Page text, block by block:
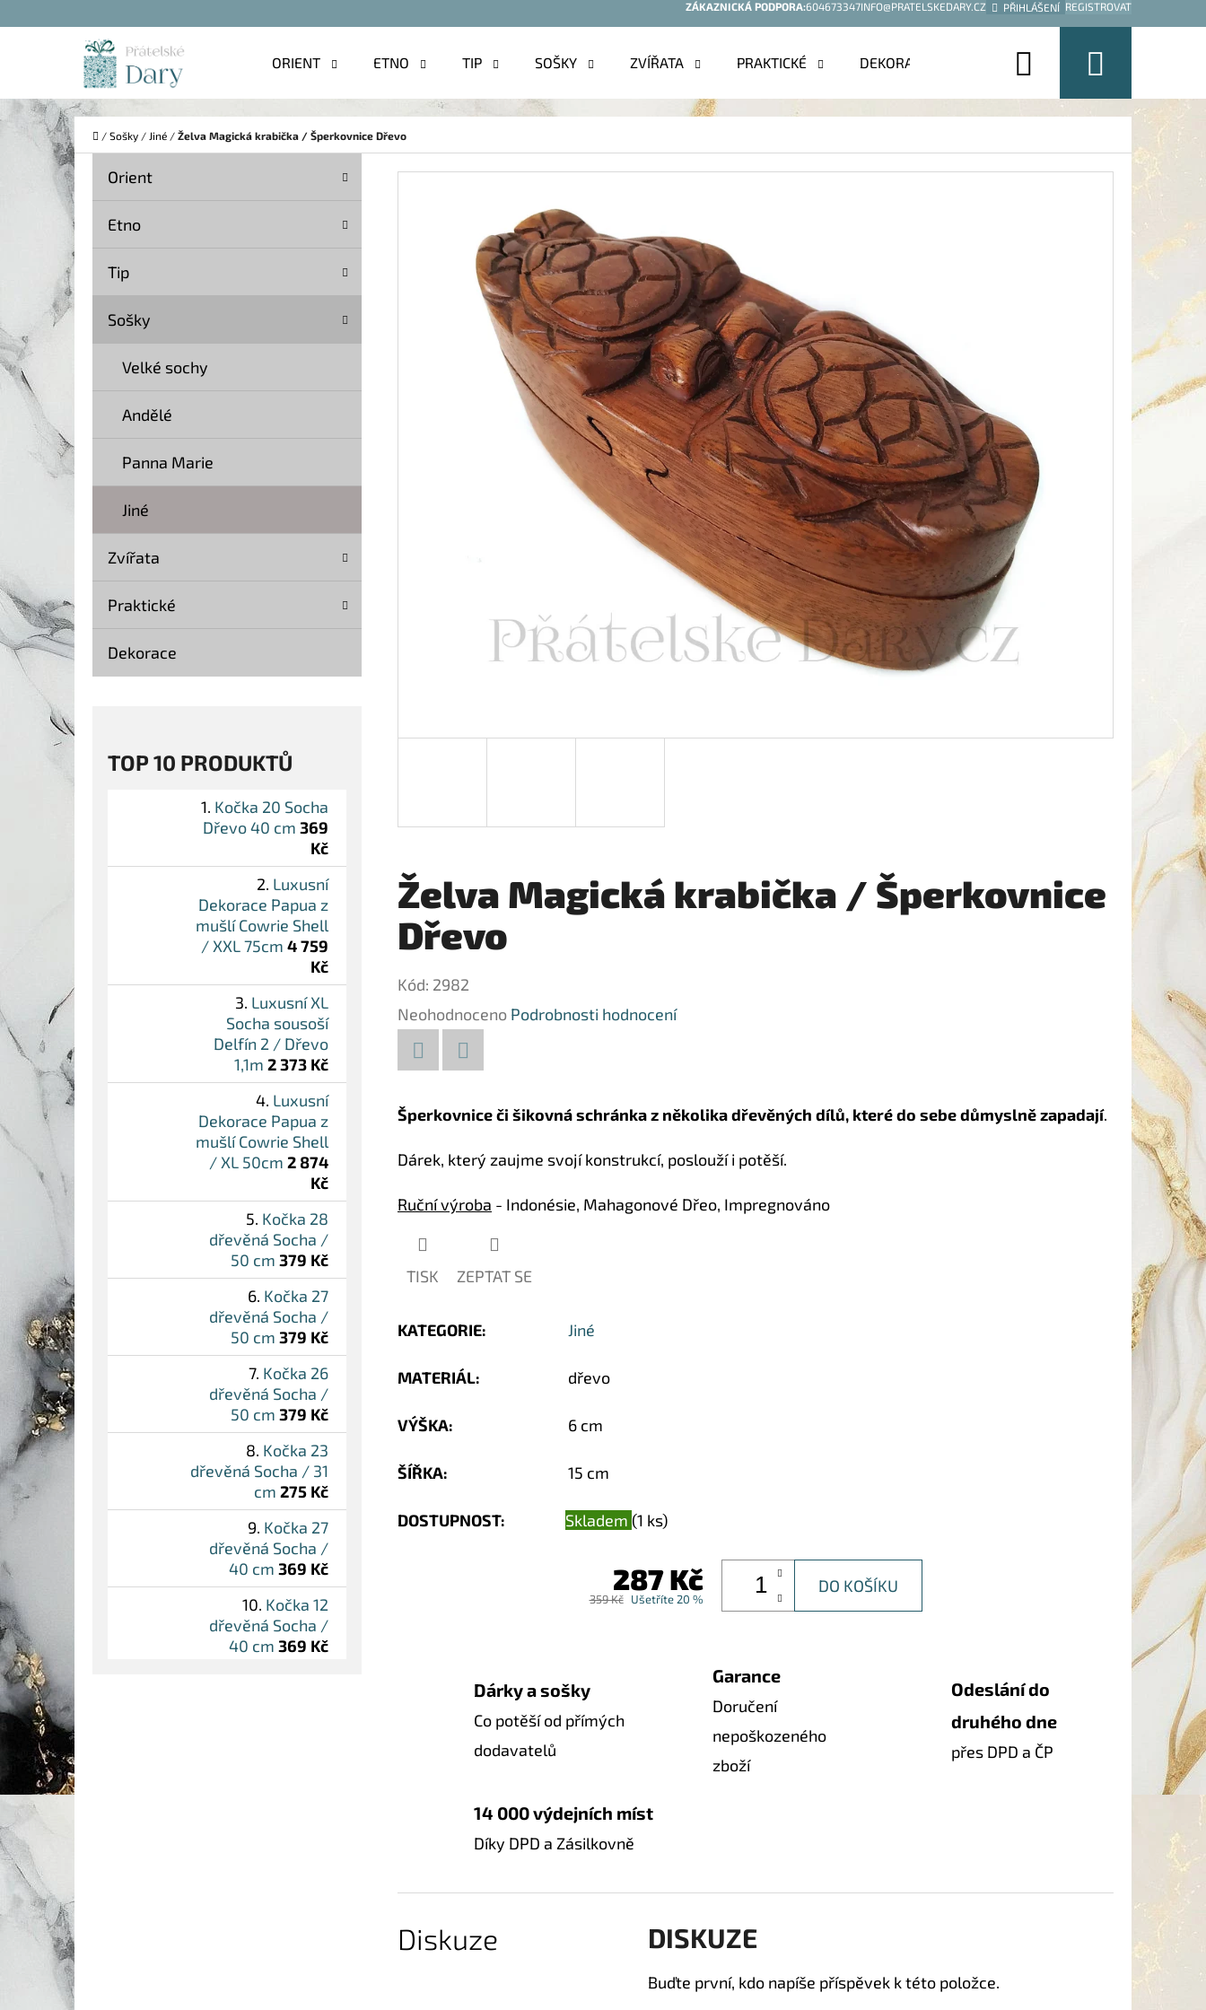
ZÁKAZNICKÁ PODPORA:604673347INFO@PRATELSKEDARY.CZ PŘIHLÁŠENÍ REGISTROVAT
ORIENT ETNO TIP SOŠKY ZVÍŘATA PRAKTICKÉ DEKORACE Hledat
košík
Domů
/ Sošky / Jiné / Želva Magická krabička / Šperkovnice Dřevo
P
O
S
T
A
N
Přeskočit
Orient
Etno
Tip
Sošky
Velké sochy
Andělé
Panna Marie
Jiné
Zvířata
Praktické
Dekorace
TOP 10 PRODUKTŮ
Kočka 20 Socha
Dřevo 40 cm 369
Kč
Luxusní
Dekorace Papua z
mušlí Cowrie Shell
/ XXL 75cm 4 759
Kč
Luxusní XL
Socha sousoší
Delfín 2 / Dřevo
1,1m 2 373 Kč
Luxusní
Dekorace Papua z
mušlí Cowrie Shell
/ XL 50cm 2 874
Kč
Kočka 28
dřevěná Socha /
50 cm 379 Kč
Kočka 27
dřevěná Socha /
50 cm 379 Kč
Kočka 26
dřevěná Socha /
50 cm 379 Kč
Kočka 23
dřevěná Socha / 31
cm 275 Kč
Kočka 27
dřevěná Socha /
40 cm 369 Kč
Kočka 12
dřevěná Socha /
40 cm 369 Kč
Želva Magická krabička / Šperkovnice
Dřevo
Kód: 2982
Průměrné
hodnocení
produktu
je
z
hvězdiček.
Neohodnoceno Podrobnosti hodnocení
Šperkovnice či šikovná schránka z několika dřevěných dílů, které do sebe důmyslně zapadají.
Dárek, který zaujme svojí konstrukcí, poslouží i potěší.
Ruční výroba - Indonésie, Mahagonové Dřeo, Impregnováno
TISK ZEPTAT SE
KATEGORIE: Jiné
MATERIÁL: dřevo
VÝŠKA: 6 cm
ŠÍŘKA: 15 cm
DOSTUPNOST: Skladem (1 ks)
287 Kč
359 Kč Ušetříte 20 %
DO KOŠÍKU
Dárky a sošky
Co potěší od přímých
dodavatelů
Garance
Doručení
nepoškozeného
zboží
Odeslání do
druhého dne
přes DPD a ČP
14 000 výdejních míst
Díky DPD a Zásilkovně
Diskuze DISKUZE
Buďte první, kdo napíše příspěvek k této položce.
Í
K
Zpět
obchodu
Zpět
obchodu
CO POTŘEBUJETE NAJÍT?
DOPORUČUJEME
KOČKA 20 SOCHA DŘEVO 40 CM
Původně:
LUXUSNÍ DEKORACE PAPUA Z MUŠLÍ
COWRIE SHELL / XXL 75CM
LUXUSNÍ XL SOCHA SOUSOŠÍ DELFÍN 2 /
DŘEVO 1,1M
2 373 Kč
Původně: 3 490 Kč